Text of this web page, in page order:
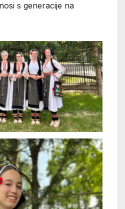
s generacije na